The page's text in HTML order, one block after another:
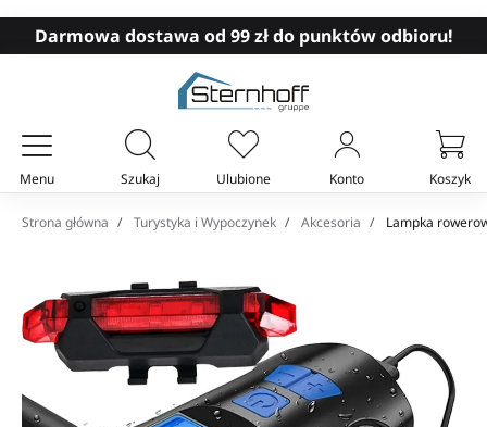
Darmowa dostawa od 99 zł do punktów odbioru!
Menu Szukaj Ulubione Konto Koszyk
Twój koszyk
Strona główna Turystyka i Wypoczynek Akcesoria Lampka